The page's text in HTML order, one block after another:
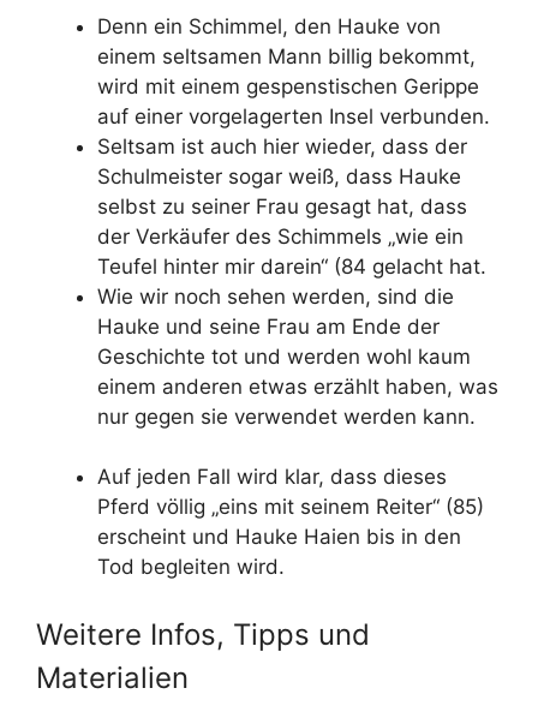
Denn ein Schimmel, den Hauke von
einem seltsamen Mann billig bekommt,
wird mit einem gespenstischen Gerippe
auf einer vorgelagerten Insel verbunden.
Seltsam ist auch hier wieder, dass der
Schulmeister sogar weiß, dass Hauke
selbst zu seiner Frau gesagt hat, dass
der Verkäufer des Schimmels „wie ein
Teufel hinter mir darein“ (84 gelacht hat.
Wie wir noch sehen werden, sind die
Hauke und seine Frau am Ende der
Geschichte tot und werden wohl kaum
einem anderen etwas erzählt haben, was
nur gegen sie verwendet werden kann.
Auf jeden Fall wird klar, dass dieses
Pferd völlig „eins mit seinem Reiter“ (85)
erscheint und Hauke Haien bis in den
Tod begleiten wird.
Weitere Infos, Tipps und
Materialien